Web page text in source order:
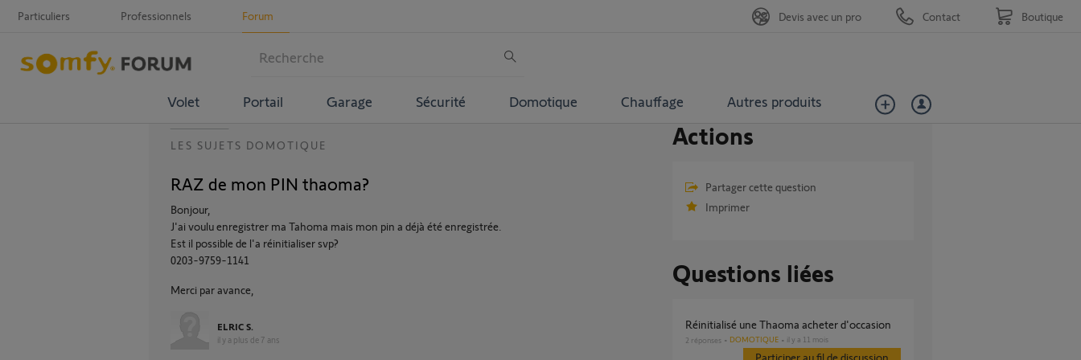
Particuliers Professionnels Forum
Volet Portail Garage Sécurité Domotique Chauffage Autres produits
Devis avec un pro Contact Boutique
LES SUJETS DOMOTIQUE
RAZ de mon PIN thaoma?
Bonjour,
J'ai voulu enregistrer ma Tahoma mais mon pin a déjà été enregistrée.
Est il possible de l'a réinitialiser svp?
0203-9759-1141
Merci par avance,
ELRIC S.
il y a plus de 7 ans
Actions
Partager cette question
Imprimer
Questions liées
Réinitialisé une Thaoma acheter d'occasion
2 réponses DOMOTIQUE il y a 11 mois
Participer au fil de discussion